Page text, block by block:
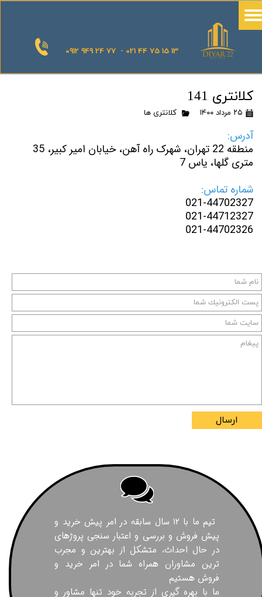
0912 949 24 77 - 021 44 75 15 13
کلانتری 141
۲۵ مرداد ۱۴۰۰ کلانتری ها
آدرس:
منطقه 22 تهران، شهرک راه آهن، خیابان امیر کبیر، 35
متری گلها، یاس 7
شماره تماس:
021-44702327
021-44712327
021-44702326
ارسال
تیم ما با ۱۲ سال سابقه در امر پیش خرید و
پیش فروش و بررسی و اعتبار سنجی پروژهای
در حال احداث، متشکل از بهترین و مجرب
ترین مشاوران همراه شما در امر خرید و
فروش هستیم
ما با بهره گیری از تجربه خود تنها مشاور و